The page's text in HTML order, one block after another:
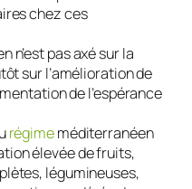
chez ces
n’est pas axé sur la
sur l’amélioration de
de l’espérance
régimeméditerranéen
élevée de fruits,
légumineuses,